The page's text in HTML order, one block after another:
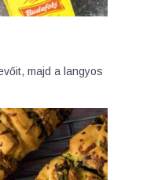
majd a langyos